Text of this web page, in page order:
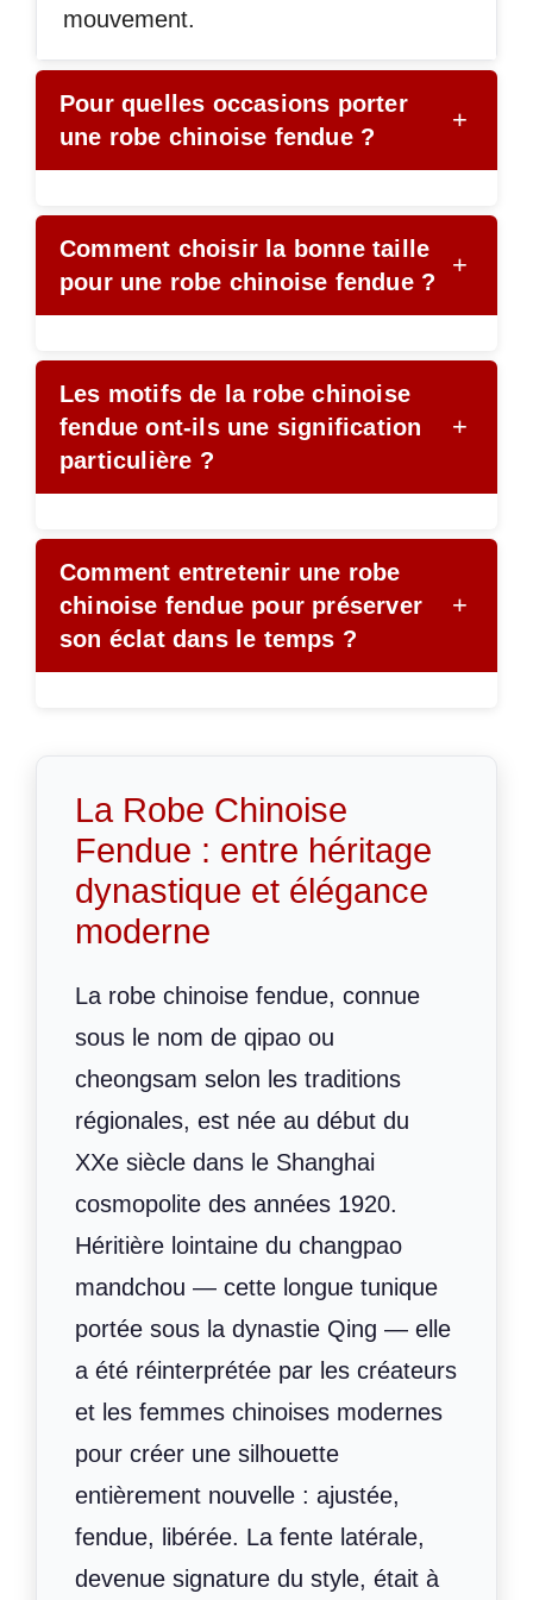
mouvement.
Pour quelles occasions porter
une robe chinoise fendue ?
+
Comment choisir la bonne taille
pour une robe chinoise fendue ?
+
Les motifs de la robe chinoise
fendue ont-ils une signification
particulière ?
+
Comment entretenir une robe
chinoise fendue pour préserver
son éclat dans le temps ?
+
La Robe Chinoise
Fendue : entre héritage
dynastique et élégance
moderne
La robe chinoise fendue, connue
sous le nom de qipao ou
cheongsam selon les traditions
régionales, est née au début du
XXe siècle dans le Shanghai
cosmopolite des années 1920.
Héritière lointaine du changpao
mandchou — cette longue tunique
portée sous la dynastie Qing — elle
a été réinterprétée par les créateurs
et les femmes chinoises modernes
pour créer une silhouette
entièrement nouvelle : ajustée,
fendue, libérée. La fente latérale,
devenue signature du style, était à